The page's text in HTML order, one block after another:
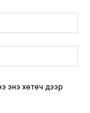
энэ хөтөч дээр